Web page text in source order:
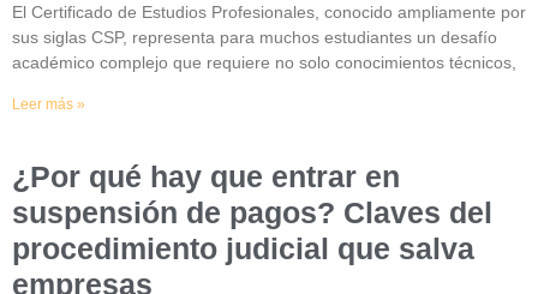
El Certificado de Estudios Profesionales, conocido ampliamente por
sus siglas CSP, representa para muchos estudiantes un desafío
académico complejo que requiere no solo conocimientos técnicos,
Leer más »
¿Por qué hay que entrar en
suspensión de pagos? Claves del
procedimiento judicial que salva
empresas